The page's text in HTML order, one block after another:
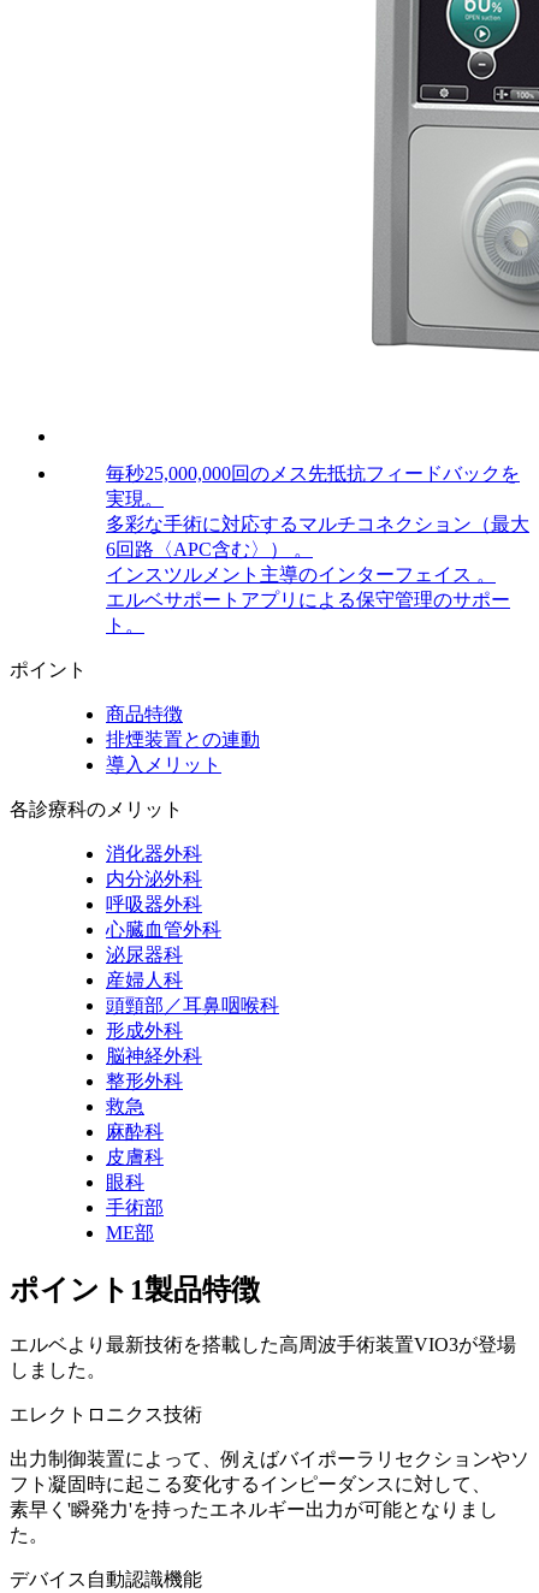
毎秒25,000,000回のメス先抵抗フィードバックを
実現。
多彩な手術に対応するマルチコネクション（最大
6回路〈APC含む〉） 。
インスツルメント主導のインターフェイス 。
エルベサポートアプリによる保守管理のサポー
ト。
ポイント
商品特徴
排煙装置との連動
導入メリット
各診療科のメリット
消化器外科
内分泌外科
呼吸器外科
心臓血管外科
泌尿器科
産婦人科
頭頸部／耳鼻咽喉科
形成外科
脳神経外科
整形外科
救急
麻酔科
皮膚科
眼科
手術部
ME部
ポイント1製品特徴
エルベより最新技術を搭載した高周波手術装置VIO3が登場
しました。
エレクトロニクス技術
出力制御装置によって、例えばバイポーラリセクションやソ
フト凝固時に起こる変化するインピーダンスに対して、
素早く'瞬発力'を持ったエネルギー出力が可能となりまし
た。
デバイス自動認識機能